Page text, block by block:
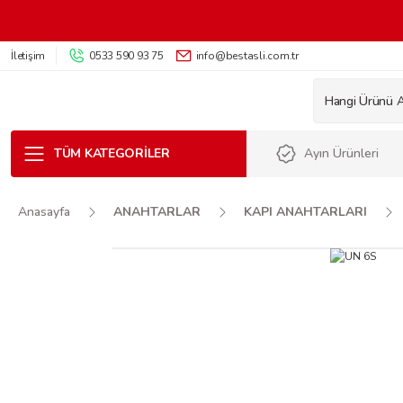
İletişim 0533 590 93 75 info@bestasli.com.tr
TÜM KATEGORILER Ayın Ürünleri
Anasayfa ANAHTARLAR KAPI ANAHTARLARI